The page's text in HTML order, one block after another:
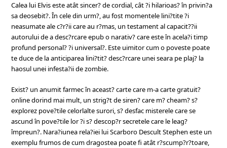
Calea lui Elvis este atât sincer? de cordial, cât ?i hilarioas? în privin?a
sa deosebit?. În cele din urm?, au fost momentele lini?tite ?i
neasumate ale c?r?ii care au r?mas, un testament al capacit??ii
autorului de a desc?rcare epub o narativ? care este în acela?i timp
profund personal? ?i universal?. Este uimitor cum o poveste poate
te duce de la anticiparea lini?tit? desc?rcare unei seara pe plaj? la
haosul unei infesta?ii de zombie.
Exist? un anumit farmec în aceast? carte care m-a carte gratuit?
online dorind mai mult, un strig?t de siren? care m? cheam? s?
explorez pove?tile celorlalte surori, s? desfac misterele care se
ascund în pove?tile lor ?i s? descop?r secretele care le leag?
împreun?. Nara?iunea rela?iei lui Scarboro Descult Stephen este un
exemplu frumos de cum dragostea poate fi atât r?scump?r?toare,